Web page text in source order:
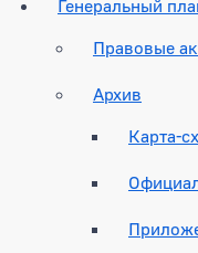
Генеральный
Правовые
Архив
Карта-